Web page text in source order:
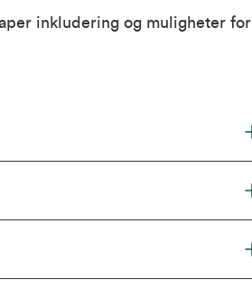
inkludering og muligheter for